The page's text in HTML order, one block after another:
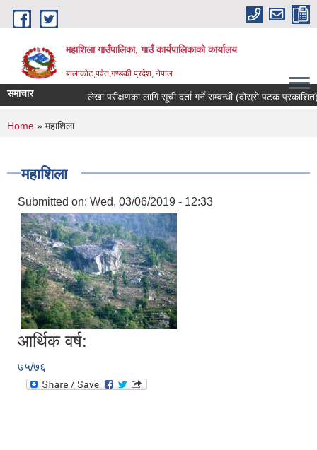
Skip to main content
महाशिला गाउँपालिका, गाउँ कार्यपालिकाको कार्यालय
बालाकोट,पर्वत,गण्डकी प्रदेश, नेपाल
समाचार लेखा परीक्षणका लागि सूची दर्ता गर्ने सम्वन्धी (दोस्रो पटक
You are here
Home » महाशिला
महाशिला
Submitted on: Wed, 03/06/2019 - 12:33
आर्थिक वर्ष:
७५/७६